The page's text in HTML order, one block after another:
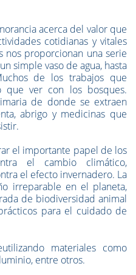
acerca del valor que
cotidianas y vitales
nos proporcionan una serie
simple vaso de agua, hasta
de los trabajos que
que ver con los bosques.
de donde se extraen
abrigo y medicinas que
el importante papel de los
el cambio climático,
el efecto invernadero. La
irreparable en el planeta,
de biodiversidad animal
para el cuidado de
materiales como
entre otros.